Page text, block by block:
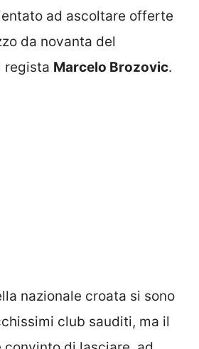
ad ascoltare offerte
da novanta del
regista Marcelo Brozovic.
nazionale croata si sono
club sauditi, ma il